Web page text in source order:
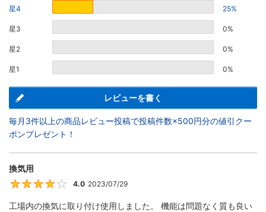
星4 25%
星3 0%
星2 0%
星1 0%
レビューを書く
毎月3件以上の商品レビュー投稿で投稿件数×500円分の値引クー
ポンプレゼント！
換気用
4
4.0 2023/07/29
工場内の換気に取り付け使用しました。 機能は問題なく質も良い